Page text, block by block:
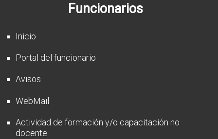
Funcionarios
Inicio
Portal del funcionario
Avisos
WebMail
Actividad de formación y/o capacitación no
docente